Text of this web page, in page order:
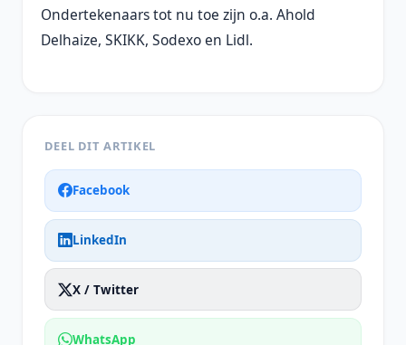
Ondertekenaars tot nu toe zijn o.a. Ahold
Delhaize, SKIKK, Sodexo en Lidl.
DEEL DIT ARTIKEL
Facebook
LinkedIn
X / Twitter
WhatsApp